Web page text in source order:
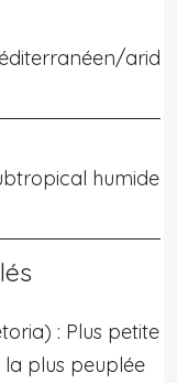
aride
humide
: Plus petite
plus peuplée